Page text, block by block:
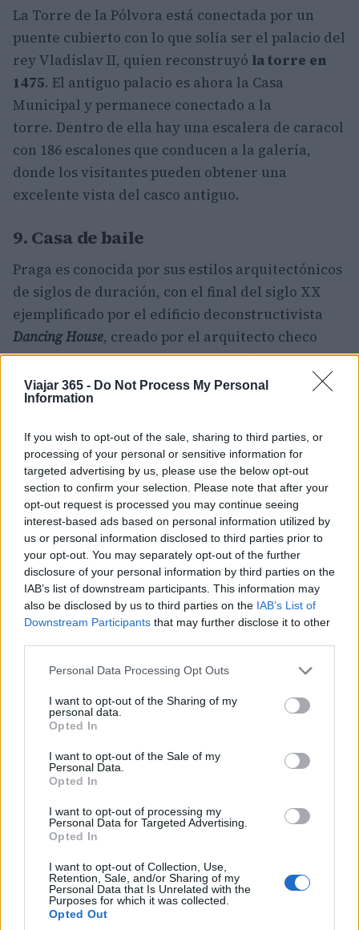
Viajar 365 - Do Not Process My Personal
Information
If you wish to opt-out of the sale, sharing to third parties, or
processing of your personal or sensitive information for
targeted advertising by us, please use the below opt-out
section to confirm your selection. Please note that after your
opt-out request is processed you may continue seeing
interest-based ads based on personal information utilized by
us or personal information disclosed to third parties prior to
your opt-out. You may separately opt-out of the further
disclosure of your personal information by third parties on the
IAB’s list of downstream participants. This information may
also be disclosed by us to third parties on the IAB’s List of
Downstream Participants that may further disclose it to other
Please note that this website/app uses one or more Google
not limited to your visit or usage behaviour. You may click to
grant or deny consent to Google and its third-party tags to
use your data for below specified purposes in below Google
consent section.
Personal Data Processing Opt Outs
I want to opt-out of the Sharing of my
personal data.
Opted In
I want to opt-out of the Sale of my
Personal Data.
Opted In
I want to opt-out of processing my
Personal Data for Targeted Advertising.
Opted In
I want to opt-out of Collection, Use,
Retention, Sale, and/or Sharing of my
Personal Data that Is Unrelated with the
Purposes for which it was collected.
Opted Out
La Torre de la Pólvora está conectada por un
puente cubierto con lo que solía ser el palacio del
rey Vladislav II, quien reconstruyó la torre en
1475. El antiguo palacio es ahora la Casa
Municipal y permanece conectado a la
torre. Dentro de ella hay una escalera de caracol
con 186 escalones que conducen a la galería,
donde los visitantes pueden obtener una
excelente vista del casco antiguo.
9. Casa de baile
Praga es conocida por sus estilos arquitectónicos
de siglos de duración, con el final del siglo XX
ejemplificado por el edificio deconstructivista
Dancing House, creado por el arquitecto checo
Valdo Milunic y el canadiense Frank Gehry. Esta
notable estructura contiene elementos tanto
dinámicos como estáticos, y se asemeja a una
pareja masculina, Fred Astaire y Ginger Rogers
del mundo arquitectónico.
Ubicada a orillas del río Vltava y la calle
Resslova,Dancing House es un edificio de oficinas
privado a excepción de un restaurante en el
séptimo piso, el Celeste, que está abierto al
público.
contrasta estrictamente con la
edificios de estiloArt Nouveau, neogótico y
neobarroco. Su diseño ultramoderno generó
protestas públicas y controversia durante su
de mostrar su espléndida Casa Danzante.
8. Vieja Sinagoga Nueva en Praga
En Josefov, el antiguo barrio judío de Praga, se
encuentra la sinagoga activa más antigua de
Europa, la Sinagoga Vieja-Nueva. Cuenta la
leyenda que los ángeles llevaron piedras del